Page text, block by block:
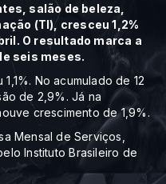
salão de beleza,
(TI), cresceu 1,2%
O resultado marca a
seis meses.
No acumulado de 12
de 2,9%. Já na
crescimento de 1,9%.
Mensal de Serviços,
Instituto Brasileiro de